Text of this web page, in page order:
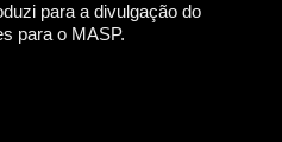
para a divulgação do
para o MASP.